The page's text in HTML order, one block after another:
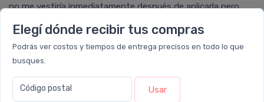
Elegí dónde recibir tus compras
Podrás ver costos y tiempos de entrega precisos en todo lo que
busques.
Código postal Usar
no me vestirí­a inmediatamente después de aplicarla pero
Leonardocalificó con5 estrellasel producto en
Farmacia Leloir